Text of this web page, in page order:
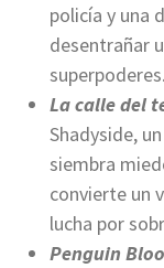
policía y una
desentrañar
superpoderes.
La calle del
Shadyside,
siembra
convierte un
lucha por
Penguin